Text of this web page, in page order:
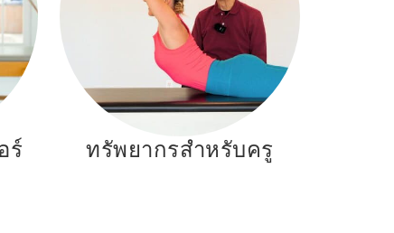
ร์ ทรัพยากรสำหรับครู